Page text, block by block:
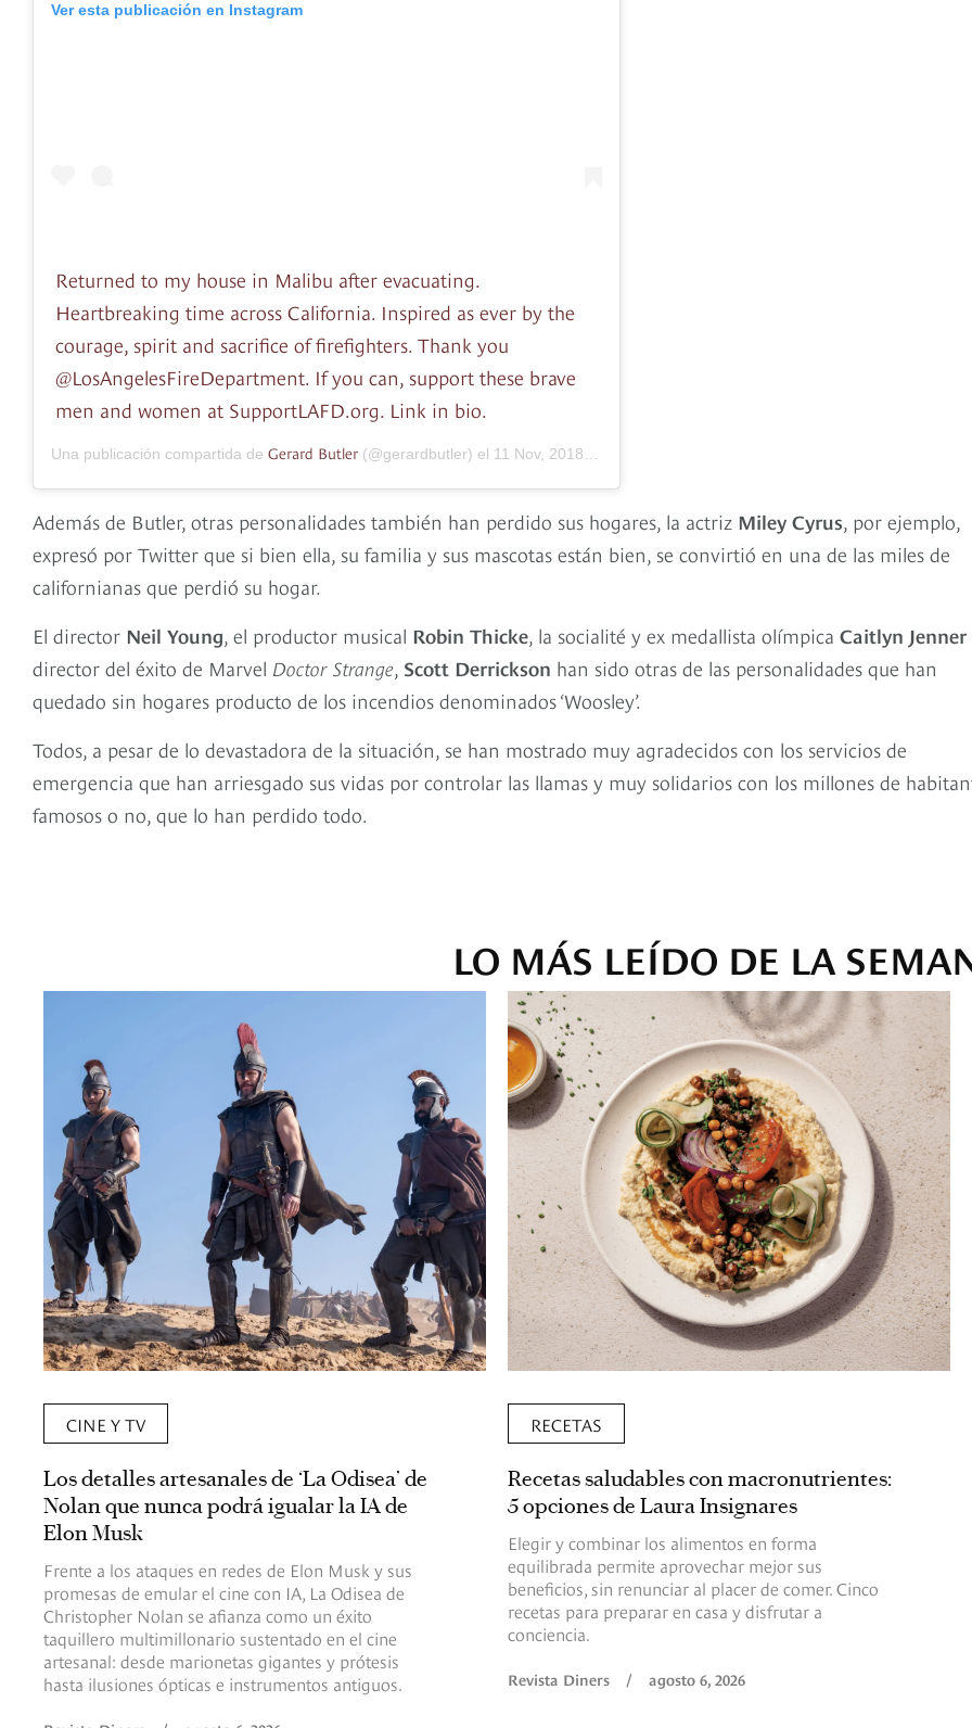
Ver esta publicación en Instagram
Returned to my house in Malibu after evacuating.
Heartbreaking time across California. Inspired as ever by the
courage, spirit and sacrifice of firefighters. Thank you
@LosAngelesFireDepartment. If you can, support these brave
men and women at SupportLAFD.org. Link in bio.
Una publicación compartida de Gerard Butler (@gerardbutler) el 11 Nov, 2018 a las 10:36 PST
Además de Butler, otras personalidades también han perdido sus hogares, la actriz Miley Cyrus , por ejemplo,
expresó por Twitter que si bien ella, su familia y sus mascotas están bien, se convirtió en una de las miles de
californianas que perdió su hogar.
El director Neil Young , el productor musical Robin Thicke , la socialité y ex medallista olímpica Caitlyn Jenner
director del éxito de Marvel Doctor Strange Scott Derrickson han sido otras de las personalidades que han
quedado sin hogares producto de los incendios denominados ‘Woosley’.
Todos, a pesar de lo devastadora de la situación, se han mostrado muy agradecidos con los servicios de
emergencia que han arriesgado sus vidas por controlar las llamas y muy solidarios con los millones de
famosos o no, que lo han perdido todo.
LO MÁS LEÍDO DE LA
CINE Y TV
Los detalles artesanales de ‘La Odisea’ de
Nolan que nunca podrá igualar la IA de
Elon Musk
Frente a los ataques en redes de Elon Musk y sus
promesas de emular el cine con IA, La Odisea de
Christopher Nolan se afianza como un éxito
taquillero multimillonario sustentado en el cine
artesanal: desde marionetas gigantes y prótesis
hasta ilusiones ópticas e instrumentos antiguos.
RECETAS
Recetas saludables con macronutrientes:
5 opciones de Laura Insignares
Elegir y combinar los alimentos en forma
equilibrada permite aprovechar mejor sus
beneficios, sin renunciar al placer de comer. Cinco
recetas para preparar en casa y disfrutar a
conciencia.
Revista Diners / agosto 6, 2026